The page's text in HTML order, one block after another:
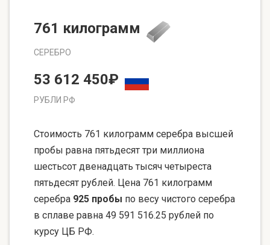
761 килограмм
СЕРЕБРО
53 612 450₽
РУБЛИ РФ
Стоимость 761 килограмм серебра высшей
пробы равна пятьдесят три миллиона
шестьсот двенадцать тысяч четыреста
пятьдесят рублей. Цена 761 килограмм
серебра 925 пробы по весу чистого серебра
в сплаве равна 49 591 516.25 рублей по
курсу ЦБ РФ.